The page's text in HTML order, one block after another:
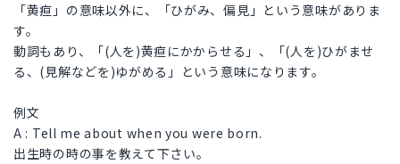
「黄疸」の意味以外に、「ひがみ、偏見」という意味がありま
す。
動詞もあり、「(人を)黄疸にかからせる」、「(人を)ひがませ
る、(見解などを)ゆがめる」という意味になります。
例文
A : Tell me about when you were born.
出生時の時の事を教えて下さい。